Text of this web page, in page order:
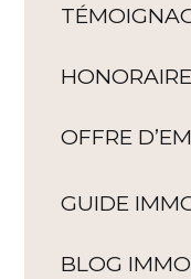
OFFRE
GUIDE
BLOG